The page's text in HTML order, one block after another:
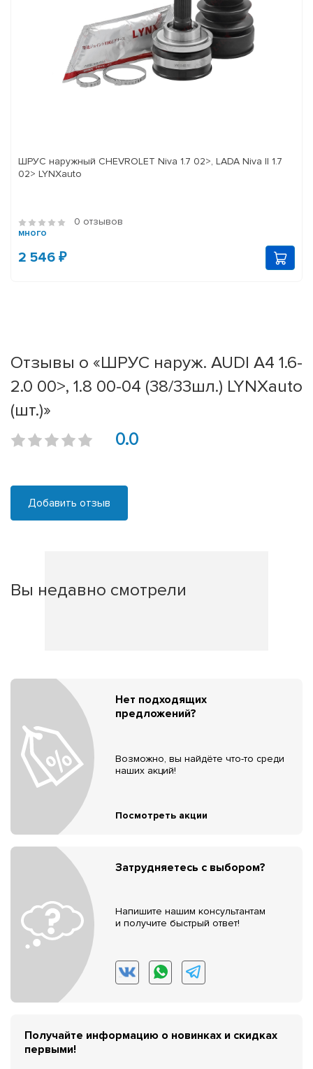
ШРУС наружный CHEVROLET Niva 1.7 02>, LADA Niva II 1.7
02> LYNXauto
0 отзывов
много
2 546 ₽
Отзывы о «ШРУС наруж. AUDI A4 1.6-
2.0 00>, 1.8 00-04 (38/33шл.) LYNXauto
(шт.)»
0.0
Добавить отзыв
Вы недавно смотрели
Нет подходящих
предложений?
Возможно, вы найдёте что-то среди
наших акций!
Посмотреть акции
Затрудняетесь с выбором?
Напишите нашим консультантам
и получите быстрый ответ!
Получайте информацию о новинках и скидках
первыми!